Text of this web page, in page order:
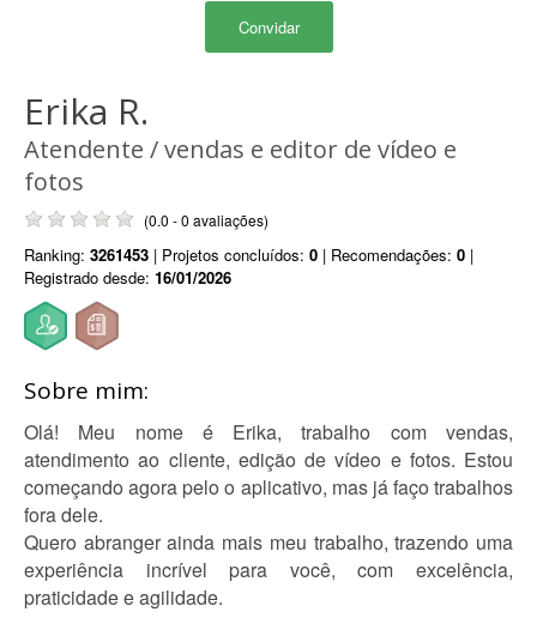
Convidar
Erika R.
Atendente / vendas e editor de vídeo e
fotos
(0.0 - 0 avaliações)
Ranking: 3261453 | Projetos concluídos: 0 | Recomendações: 0 |
Registrado desde: 16/01/2026
Sobre mim:
Olá! Meu nome é Erika, trabalho com vendas,
atendimento ao cliente, edição de vídeo e fotos. Estou
começando agora pelo o aplicativo, mas já faço trabalhos
fora dele.
Quero abranger ainda mais meu trabalho, trazendo uma
experiência incrível para você, com excelência,
praticidade e agilidade.